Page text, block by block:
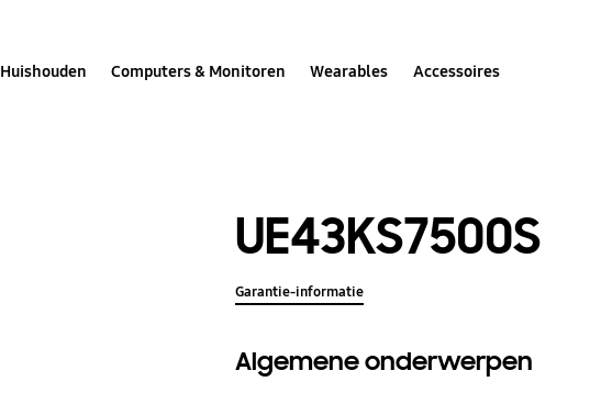
Huishouden Computers & Monitoren Wearables Accessoires
UE43KS7500S
Garantie-informatie
Algemene onderwerpen